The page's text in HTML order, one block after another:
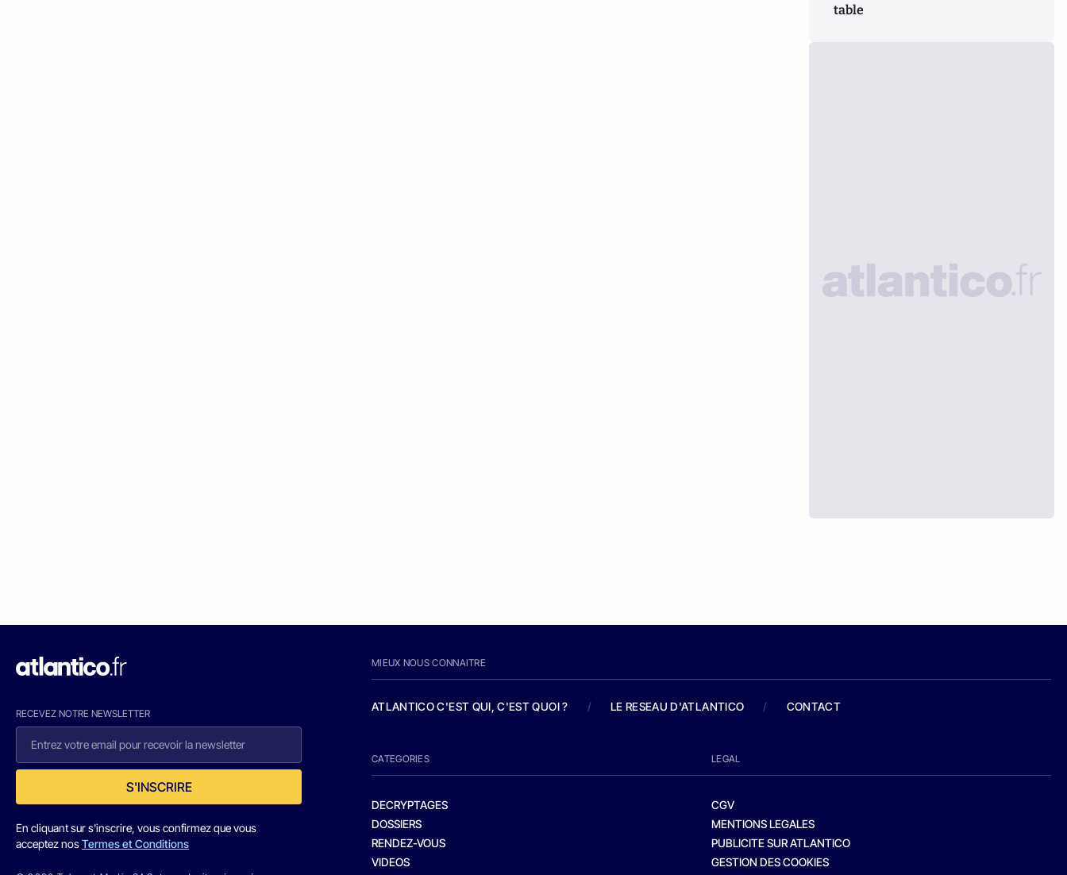
table
RECEVEZ NOTRE NEWSLETTER
S'INSCRIRE
En cliquant sur s'inscrire, vous confirmez que vous
acceptez nosTermes et Conditions
MIEUX NOUS CONNAITRE
ATLANTICO C'EST QUI, C'EST QUOI ? / LE RESEAU D'ATLANTICO / CONTACT
CATEGORIES
DECRYPTAGES
DOSSIERS
RENDEZ-VOUS
VIDEOS
LEGAL
CGV
MENTIONS LEGALES
PUBLICITE SUR ATLANTICO
GESTION DES COOKIES